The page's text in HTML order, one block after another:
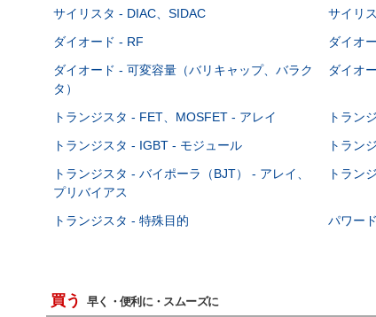
サイリスタ - DIAC、SIDAC サイリ
ダイオード - RF
ダイオ
ダイオード - 可変容量（バリキャップ、バラク
タ）
ダイオ
トランジスタ - FET、MOSFET - アレイ トラン
トランジスタ - IGBT - モジュール
トラン
トランジスタ - バイポーラ（BJT） - アレイ、
プリバイアス
トラン
トランジスタ - 特殊目的
パワー
買う 早く・便利に・スムーズに